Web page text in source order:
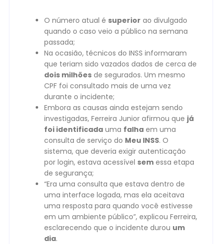
O número atual é superior ao divulgado
quando o caso veio a público na semana
passada;
Na ocasião, técnicos do INSS informaram
que teriam sido vazados dados de cerca de
dois milhões de segurados. Um mesmo
CPF foi consultado mais de uma vez
durante o incidente;
Embora as causas ainda estejam sendo
investigadas, Ferreira Junior afirmou que já
foi identificada uma falha em uma
consulta de serviço do Meu INSS. O
sistema, que deveria exigir autenticação
por login, estava acessível sem essa etapa
de segurança;
“Era uma consulta que estava dentro de
uma interface logada, mas ela aceitava
uma resposta para quando você estivesse
em um ambiente público”, explicou Ferreira,
esclarecendo que o incidente durou um
dia.